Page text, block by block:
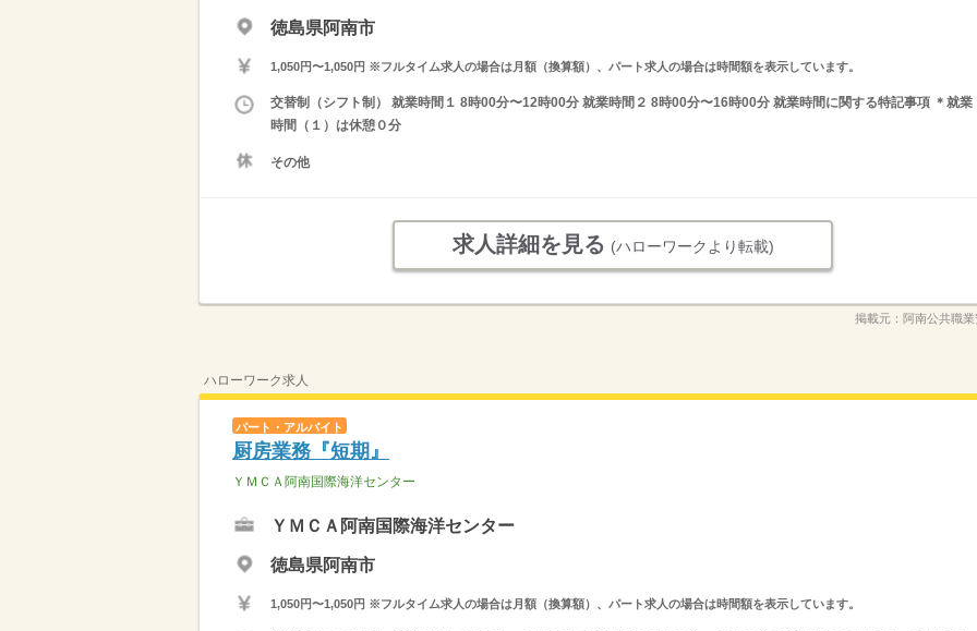
徳島県阿南市
1,050円〜1,050円 ※フルタイム求人の場合は月額（換算額）、パート求人の場合は時間額を表示しています。
交替制（シフト制） 就業時間１ 8時00分〜12時00分 就業時間２ 8時00分〜16時00分 就業時間に関する特記事項 ＊就業
時間（１）は休憩０分
その他
求人詳細を見る (ハローワークより転載)
掲載元： 阿南公共職
ハローワーク求人
パート・アルバイト
厨房業務『短期』
ＹＭＣＡ阿南国際海洋センター
ＹＭＣＡ阿南国際海洋センター
徳島県阿南市
1,050円〜1,050円 ※フルタイム求人の場合は月額（換算額）、パート求人の場合は時間額を表示しています。